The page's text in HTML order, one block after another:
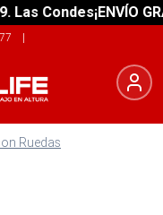
Condes¡ENVÍO
|
Ruedas